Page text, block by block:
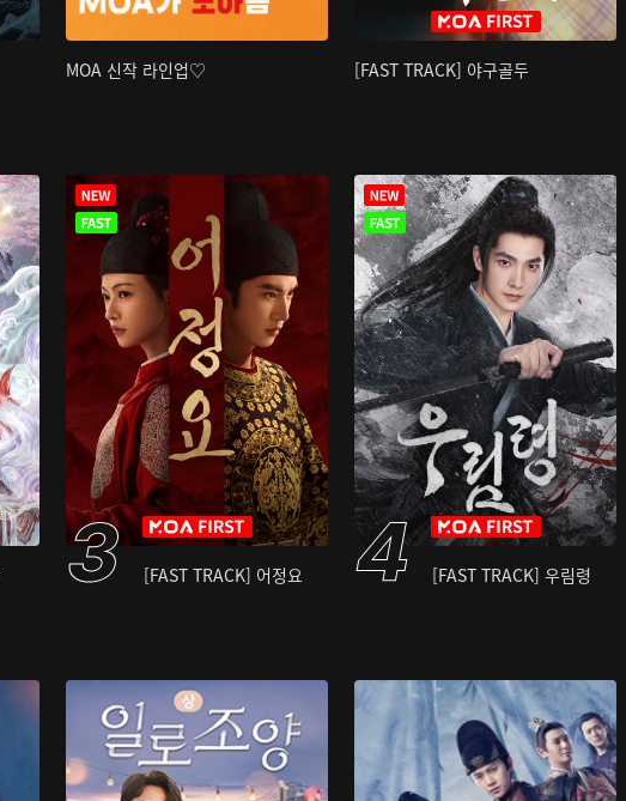
MOA 신작 라인업♡ [FAST TRACK] 야구골두
[FAST TRACK] 어정요 [FAST TRACK] 우림령